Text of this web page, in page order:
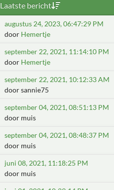
Laatste bericht
augustus 24, 2023, 06:47:29 PM
door Hemertje
september 22, 2021, 11:14:10 PM
door Hemertje
september 22, 2021, 10:12:33 AM
door sannie75
september 04, 2021, 08:51:13 PM
door muis
september 04, 2021, 08:48:37 PM
door muis
juni 08, 2021, 11:18:25 PM
door muis